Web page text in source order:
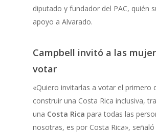
diputado y fundador del PAC, quién
apoyo a Alvarado.
Campbell invitó a las
votar
«Quiero invitarlas a votar el primero
construir una Costa Rica inclusiva,
una Costa Rica para todas las
nosotras, es por Costa Rica»,